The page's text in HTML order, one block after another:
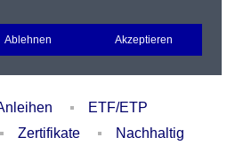
Portfolio Login
ETF/ETP
Zertifikate
Nachhaltig
Ablehnen Akzeptieren